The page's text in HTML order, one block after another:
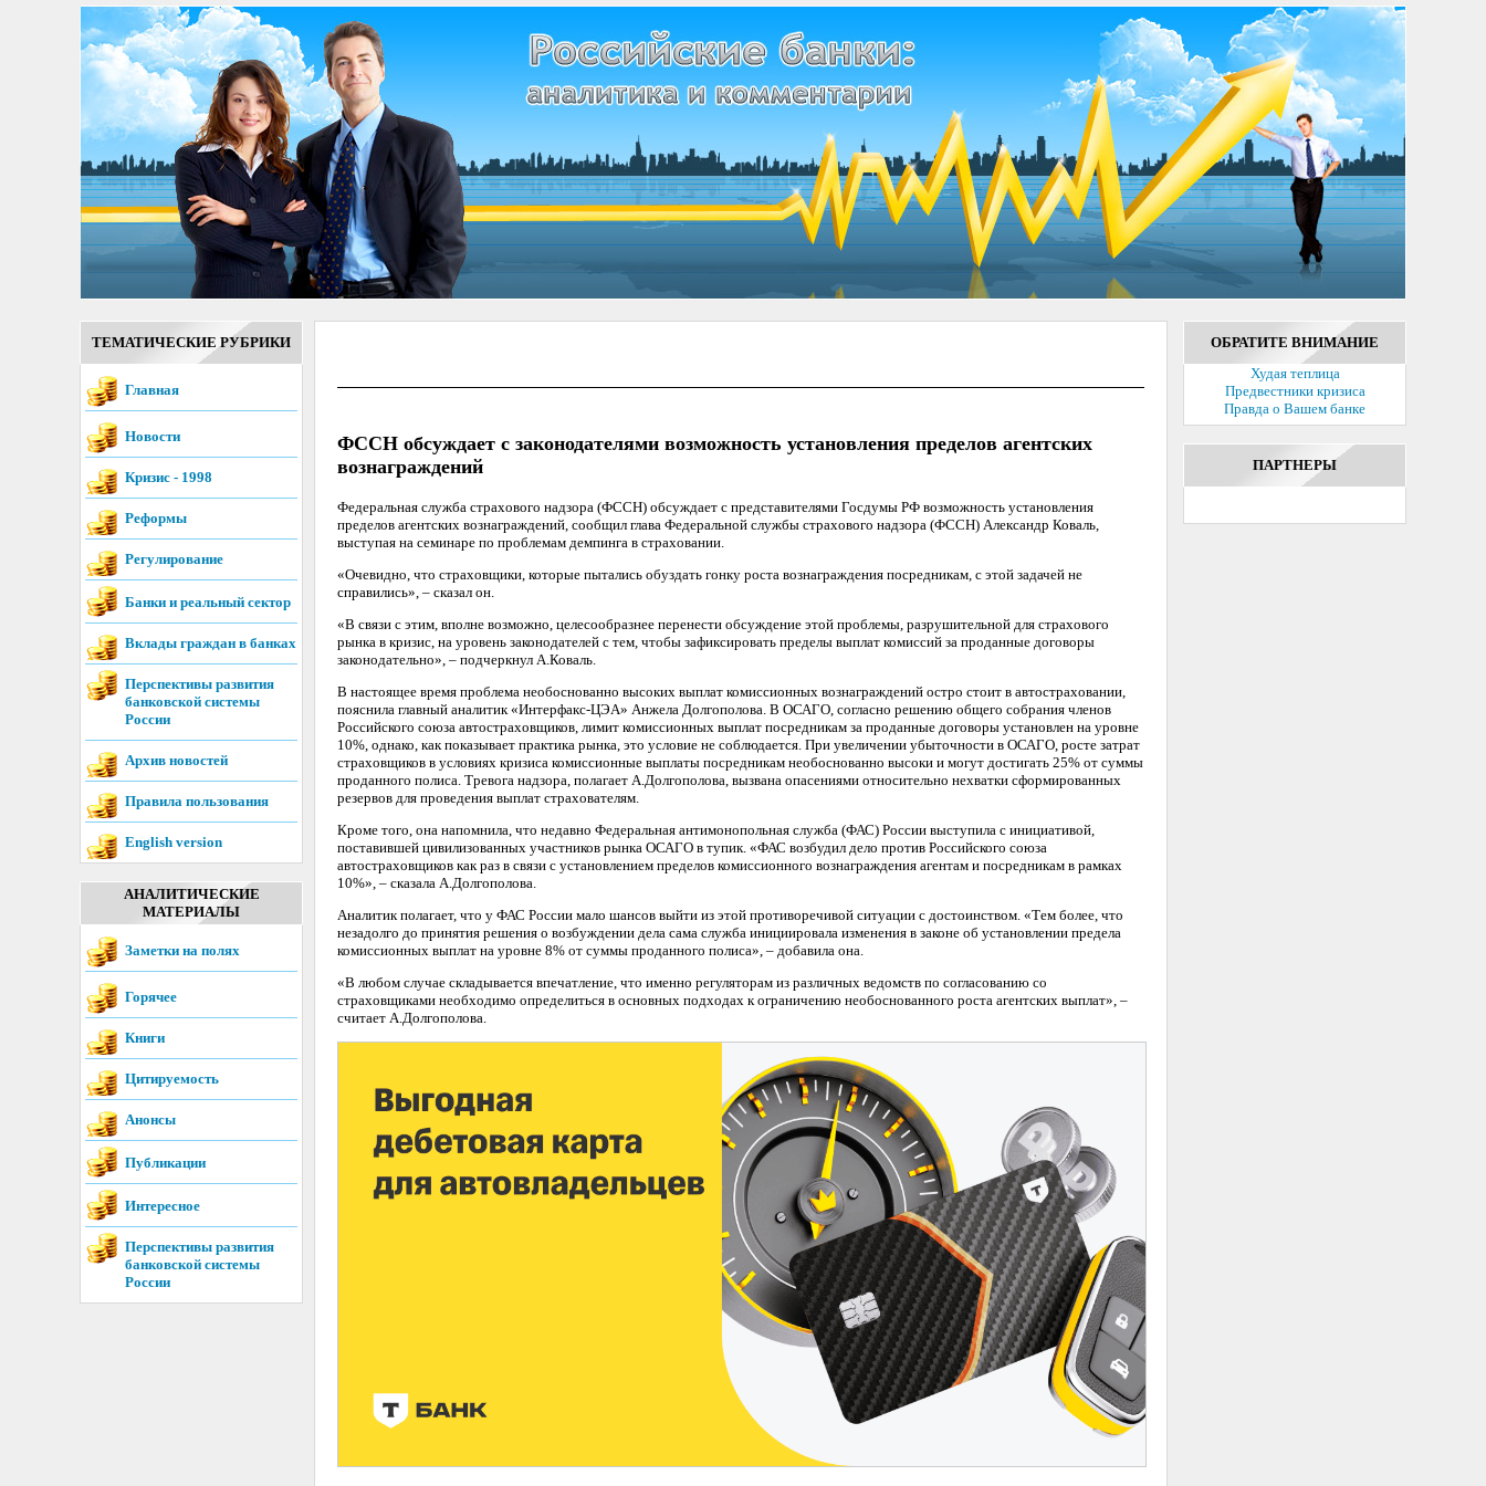
ТЕМАТИЧЕСКИЕ РУБРИКИ
Главная
Новости
Кризис - 1998
Реформы
Регулирование
Банки и реальный сектор
Вклады граждан в банках
Перспективы развития
банковской системы
России
Архив новостей
Правила пользования
English version
АНАЛИТИЧЕСКИЕ
МАТЕРИАЛЫ
Заметки на полях
Горячее
Книги
Цитируемость
Анонсы
Публикации
Интересное
Перспективы развития
банковской системы
России
ФССН обсуждает с законодателями возможность установления пределов агентских
вознаграждений
Федеральная служба страхового надзора (ФССН) обсуждает с представителями Госдумы РФ возможность установления
пределов агентских вознаграждений, сообщил глава Федеральной службы страхового надзора (ФССН) Александр Коваль,
выступая на семинаре по проблемам демпинга в страховании.
«Очевидно, что страховщики, которые пытались обуздать гонку роста вознаграждения посредникам, с этой задачей не
справились», – сказал он.
«В связи с этим, вполне возможно, целесообразнее перенести обсуждение этой проблемы, разрушительной для страхового
рынка в кризис, на уровень законодателей с тем, чтобы зафиксировать пределы выплат комиссий за проданные договоры
законодательно», – подчеркнул А.Коваль.
В настоящее время проблема необоснованно высоких выплат комиссионных вознаграждений остро стоит в автостраховании,
пояснила главный аналитик «Интерфакс-ЦЭА» Анжела Долгополова. В ОСАГО, согласно решению общего собрания членов
Российского союза автостраховщиков, лимит комиссионных выплат посредникам за проданные договоры установлен на уровне
10%, однако, как показывает практика рынка, это условие не соблюдается. При увеличении убыточности в ОСАГО, росте затрат
страховщиков в условиях кризиса комиссионные выплаты посредникам необоснованно высоки и могут достигать 25% от суммы
проданного полиса. Тревога надзора, полагает А.Долгополова, вызвана опасениями относительно нехватки сформированных
резервов для проведения выплат страхователям.
Кроме того, она напомнила, что недавно Федеральная антимонопольная служба (ФАС) России выступила с инициативой,
поставившей цивилизованных участников рынка ОСАГО в тупик. «ФАС возбудил дело против Российского союза
автостраховщиков как раз в связи с установлением пределов комиссионного вознаграждения агентам и посредникам в рамках
10%», – сказала А.Долгополова.
Аналитик полагает, что у ФАС России мало шансов выйти из этой противоречивой ситуации с достоинством. «Тем более, что
незадолго до принятия решения о возбуждении дела сама служба инициировала изменения в законе об установлении предела
комиссионных выплат на уровне 8% от суммы проданного полиса», – добавила она.
«В любом случае складывается впечатление, что именно регуляторам из различных ведомств по согласованию со
страховщиками необходимо определиться в основных подходах к ограничению необоснованного роста агентских выплат», –
считает А.Долгополова.
ОБРАТИТЕ ВНИМАНИЕ
Худая теплица
Предвестники кризиса
Правда о Вашем банке
ПАРТНЕРЫ